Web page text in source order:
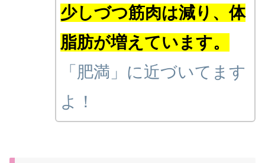
少しづつ筋肉は減り、体
脂肪が増えています。
「肥満」に近づいてます
よ！